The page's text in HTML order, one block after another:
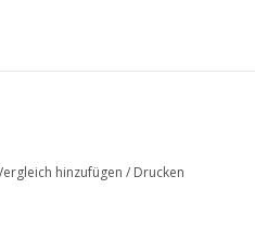
hinzufügen / Drucken